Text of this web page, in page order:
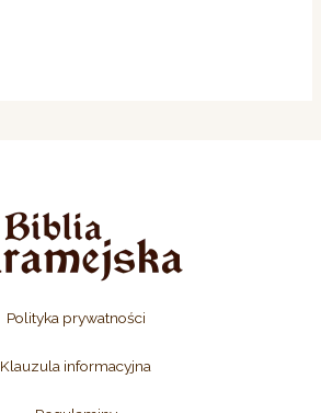
Polityka prywatności
Klauzula informacyjna